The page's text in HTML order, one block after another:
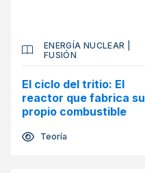
ENERGÍA NUCLEAR
FUSIÓN
El ciclo del tritio: El
reactor que fabrica su
propio combustible
Teoría